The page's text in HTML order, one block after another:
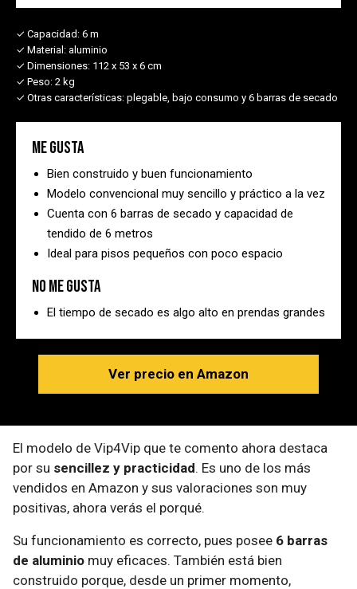
✓ Capacidad: 6 m
✓ Material: aluminio
✓ Dimensiones: 112 x 53 x 6 cm
✓ Peso: 2 kg
✓ Otras características: plegable, bajo consumo y 6 barras de secado
Me gusta
Bien construido y buen funcionamiento
Modelo convencional muy sencillo y práctico a la vez
Cuenta con 6 barras de secado y capacidad de
tendido de 6 metros
Ideal para pisos pequeños con poco espacio
No me gusta
El tiempo de secado es algo alto en prendas grandes
Ver precio en Amazon
El modelo de Vip4Vip que te comento ahora destaca
por su sencillez y practicidad. Es uno de los más
vendidos en Amazon y sus valoraciones son muy
positivas, ahora verás el porqué.
Su funcionamiento es correcto, pues posee 6 barras
de aluminio muy eficaces. También está bien
construido porque, desde un primer momento,